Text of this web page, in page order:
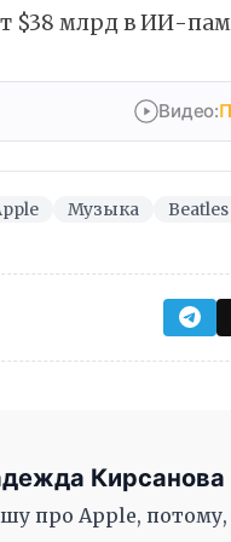
$38 млрд в ИИ-
Видео:
Музыка Beatles
Кирсанова
про Apple, потому,